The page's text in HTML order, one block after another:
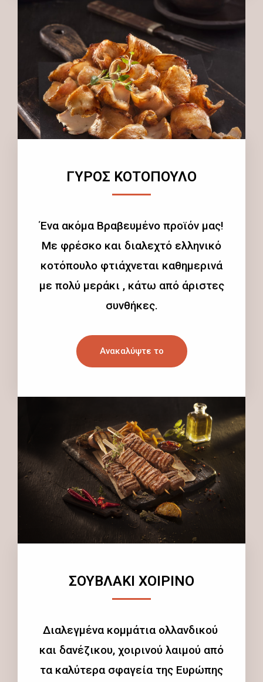
ΓΥΡΟΣ ΚΟΤΟΠΟΥΛΟ
Ένα ακόμα Βραβευμένο προϊόν μας!
Με φρέσκο και διαλεχτό ελληνικό
κοτόπουλο φτιάχνεται καθημερινά
με πολύ μεράκι , κάτω από άριστες
συνθήκες.
Ανακαλύψτε το
ΣΟΥΒΛΑΚΙ ΧΟΙΡΙΝΟ
Διαλεγμένα κομμάτια ολλανδικού
και δανέζικου, χοιρινού λαιμού από
τα καλύτερα σφαγεία της Ευρώπης